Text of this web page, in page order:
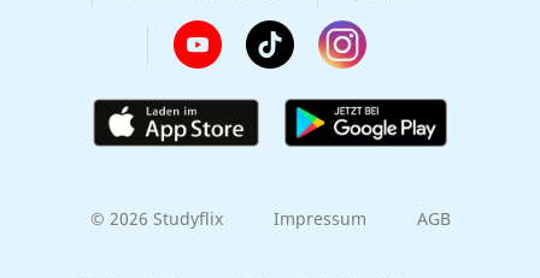
© 2026 Studyflix Impressum AGB